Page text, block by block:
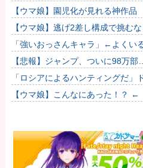
【ウマ娘】園児化が見れる神作品
【ウマ娘】逃げ2差し構成で挑む
のだ。他
「強いおっさんキャラ」←よくい
← 全然いない他
【悲報】ジャンプ、ついに98万
で落ちる
「ロシアによるハンティングだ」
人を追い回して爆発…ゼレンスキ
【ウマ娘】こんなにあった！？ ←